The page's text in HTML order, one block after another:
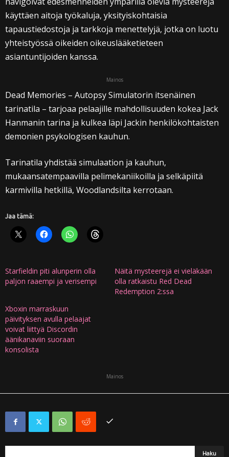
käyttäen aitoja työkaluja, yksityiskohtaisia
tapaustiedostoja ja tarkkoja menettelyjä, jotka on luotu
yhteistyössä oikeiden oikeuslääketieteen
asiantuntijoiden kanssa.
Mainos
Dead Memories – Autopsy Simulatorin itsenäinen
tarinatila – tarjoaa pelaajille mahdollisuuden kokea Jack
Hanmanin tarina ja kulkea läpi Jackin henkilökohtaisten
demonien psykologisen kauhun.
Tarinatila yhdistää simulaation ja kauhun,
mukaansatempaavilla pelimekaniikoilla ja selkäpiitä
karmivilla hetkillä, Woodlandsilta kerrotaan.
Jaa tämä:
Starfieldin piti alunperin olla
paljon raaempi ja verisempi
Näitä mysteerejä ei vieläkään
olla ratkaistu Red Dead
Redemption 2:ssa
Xboxin marraskuun
päivityksen avulla pelaajat
voivat liittyä Discordin
äänikanaviin suoraan
konsolista
Mainos